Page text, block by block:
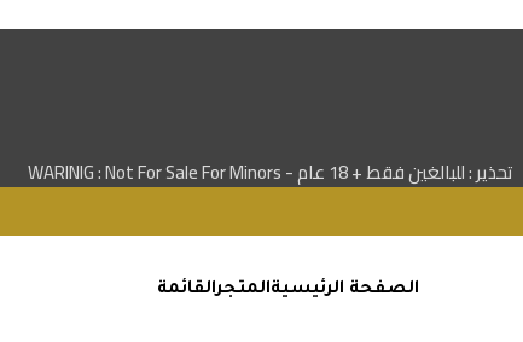
تحذير : للبالغين فقط + 18 عام - WARINIG : Not For Sale For Minors
الصفحة الرئيسيةالمتجرالقائمة